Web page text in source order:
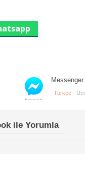
Türkçe
ile Yorumla